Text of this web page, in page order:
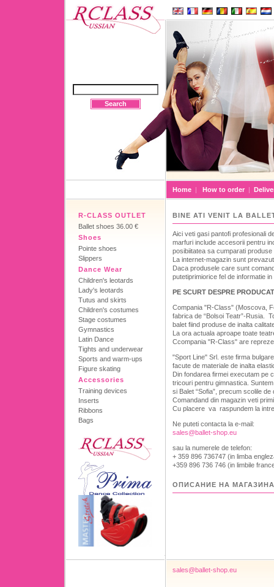
Search
Home | How to order |
R-CLASS OUTLET
Ballet shoes 36.00 €
Shoes
Pointe shoes
Slippers
Dance Wear
Children's leotards
Lady's leotards
Tutus and skirts
Children's costumes
Stage costumes
Gymnastics
Latin Dance
Tights and underwear
Sports and warm-ups
Figure skating
Accessories
Training devices
Inserts
Ribbons
Bags
BINE ATI VENIT LA
Aici veti gasi pantofi profesionali
marfuri include accesorii pentru
posibiitatea sa cumparati
La internet-magazin sunt
Daca produsele care sunt
putetiprimiorice fel de informatie
PE SCURT DESPRE
Compania "R-Class" (Moscova,
fabrica de “Bolsoi Teatr”-Rusia.
balet fiind produse de inalta
La ora actuala aproape toate
Ccompania "R-Class" are
"Sport Line" Srl. este firma
facute de materiale de inalta
Din fondarea firmei executam pe
tricouri pentru gimnastica.
si Balet “Sofia”, precum scolile
Comandand din magazin veti
Cu placere va raspundem la
Ne puteti contacta la e-mail:
sales@ballet-shop.eu
sau la numerele de telefon:
+ 359 896 736747 (in limba
+359 896 736 746 (in limbile
ОПИСАНИЕ НА МАГАЗИНА
sales@ballet-shop.eu